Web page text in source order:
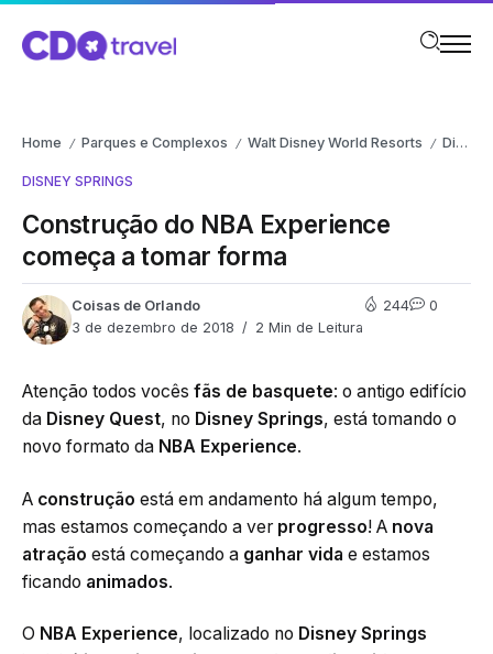
Home / Parques e Complexos / Walt Disney World Resorts / Disney Springs
DISNEY SPRINGS
Construção do NBA Experience
começa a tomar forma
Coisas de Orlando
3 de dezembro de 2018
2 Min de Leitura
244 0
Atenção todos vocês fãs de basquete: o antigo edifício
da Disney Quest, no Disney Springs, está tomando o
novo formato da NBA Experience.
A construção está em andamento há algum tempo,
mas estamos começando a ver progresso! A nova
atração está começando a ganhar vida e estamos
ficando animados.
O NBA Experience, localizado no Disney Springs